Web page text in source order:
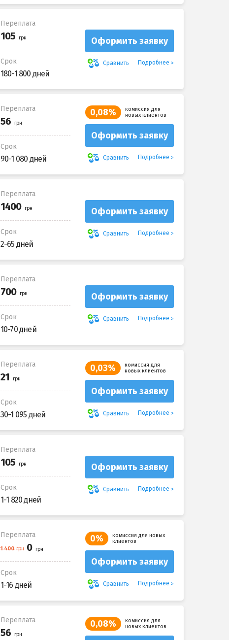
Переплата
Срок
180-1 800 дней
Оформить заявку
Сравнить Подробнее
Переплата
Срок
90-1 080 дней
0,08%
комиссия для
новых клиентов
Оформить заявку
Сравнить Подробнее
Переплата
Срок
2-65 дней
Оформить заявку
Сравнить Подробнее
Переплата
Срок
10-70 дней
Оформить заявку
Сравнить Подробнее
Переплата
Срок
30-1 095 дней
0,03%
комиссия для
новых клиентов
Оформить заявку
Сравнить Подробнее
Переплата
Срок
1-1 820 дней
Оформить заявку
Сравнить Подробнее
Переплата
Срок
1-16 дней
0%
комиссия для новых
клиентов
Оформить заявку
Сравнить Подробнее
Переплата 0,08%
комиссия для
новых клиентов